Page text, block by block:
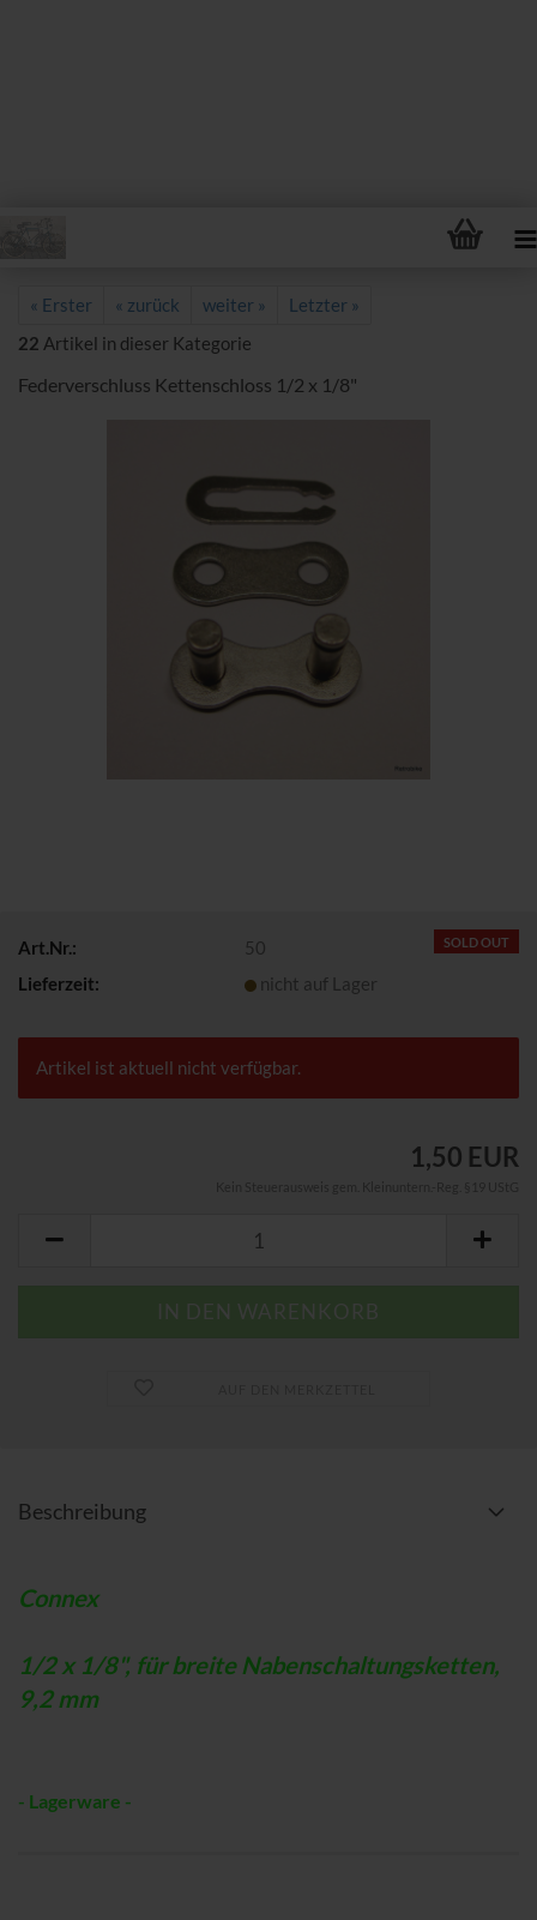
« Erster « zurück weiter »
Letzter »
22 Artikel in dieser Kategorie
Federverschluss Kettenschloss 1/2 x 1/8"
SOLD OUT
Art.Nr.:
50
Lieferzeit:
nicht auf Lager
Artikel ist aktuell nicht verfügbar.
1,50 EUR
Beschreibung
Connex
1/2 x 1/8", für breite Nabenschaltungsketten,
9,2 mm
- Lagerware -